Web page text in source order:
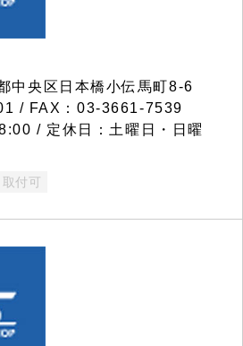
央区日本橋小伝馬町8-6
/ FAX：03-3661-7539
/ 定休日：土曜日・日曜
付可